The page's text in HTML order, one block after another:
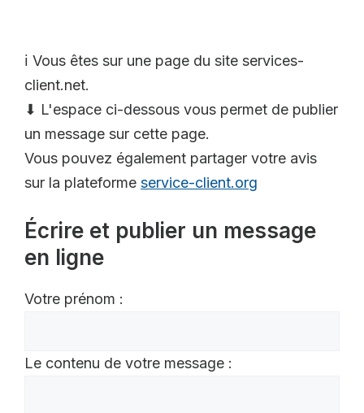
ℹ️ Vous êtes sur une page du site services-
client.net.
⬇ L'espace ci-dessous vous permet de publier
un message sur cette page.
Vous pouvez également partager votre avis
sur la plateforme service-client.org
Écrire et publier un message
en ligne
Votre prénom :
Le contenu de votre message :